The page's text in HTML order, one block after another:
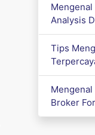
Analysis
Tips
Mengenal
Broker